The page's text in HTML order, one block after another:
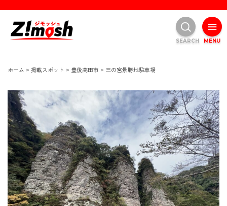
ホーム > 掲載スポット > 豊後高田市 > 三の宮景勝地駐車場
MENU
SEARCH